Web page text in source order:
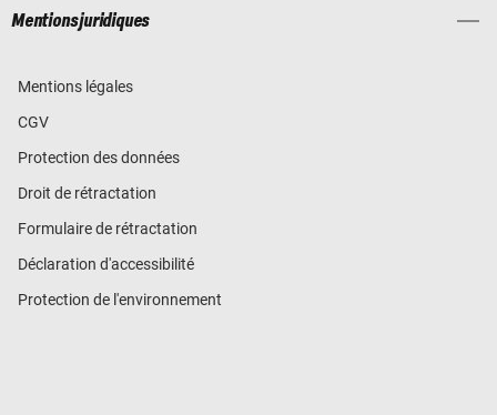
Mentions juridiques
Mentions légales
CGV
Protection des données
Droit de rétractation
Formulaire de rétractation
Déclaration d'accessibilité
Protection de l'environnement